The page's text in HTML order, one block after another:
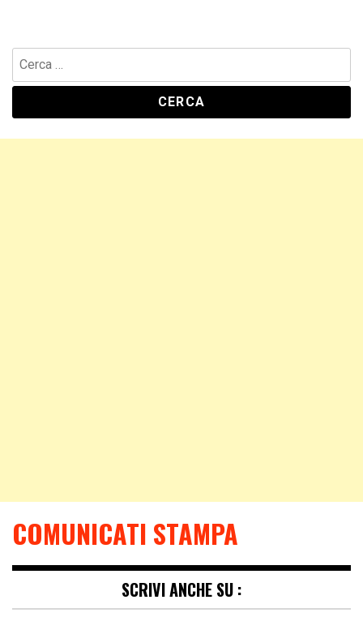
COMUNICATI STAMPA
SCRIVI ANCHE SU :